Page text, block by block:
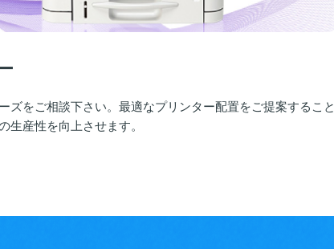
ズをご相談下さい。最適なプリンター配置をご提案すること
生産性を向上させます。